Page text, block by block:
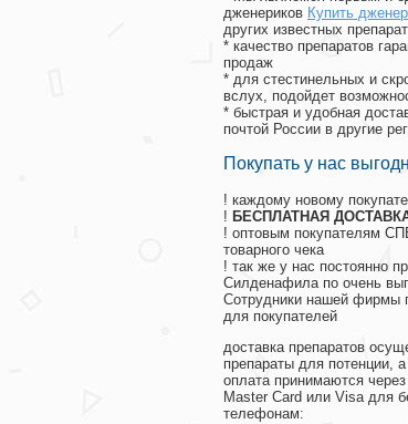
дженериков Купить
других известных
* качество препаратов
продаж
* для стестинельных и
вслух, подойдет
* быстрая и удобная
почтой России в другие
Покупать у нас
! каждому новому
! БЕСПЛАТНАЯ
! оптовым покупателям
товарного чека
! так же у нас постоянно
Силденафила по очень
Cотрудники нашей фирмы
для покупателей
доставка препаратов
препараты для потенции,
оплата принимаются
Master Card или Visa для
телефонам: